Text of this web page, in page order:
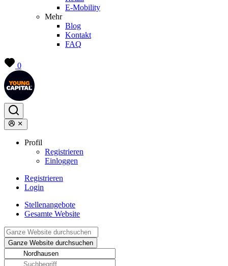
E-Mobility
Mehr
Blog
Kontakt
FAQ
0
Profil
Registrieren
Einloggen
Registrieren
Login
Stellenangebote
Gesamte Website